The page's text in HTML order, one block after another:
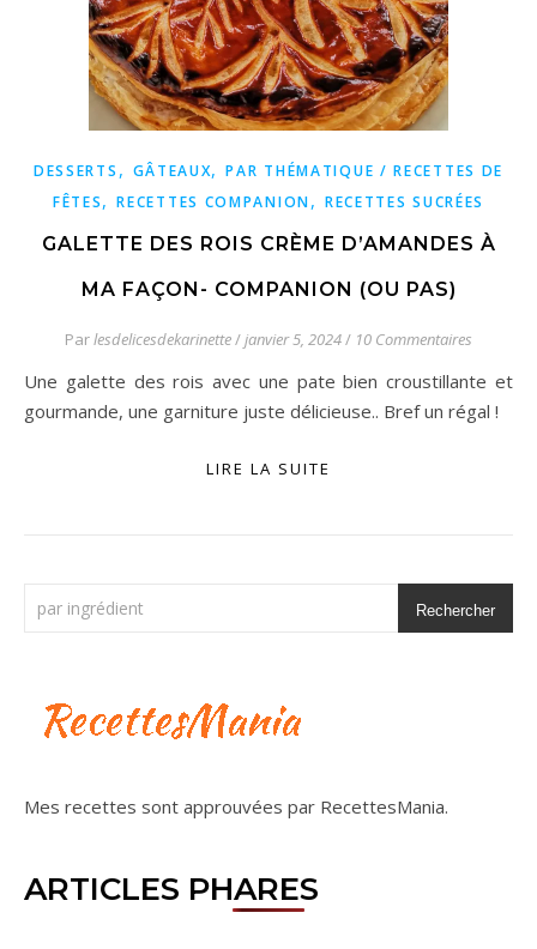
DESSERTS , GÂTEAUX,PAR THÉMATIQUE / RECETTES DE
FÊTES,RECETTES COMPANION, RECETTES SUCRÉES
GALETTE DES ROIS CRÈME D’AMANDES À
MA FAÇON- COMPANION (OU PAS)
Parlesdelicesdekarinette/janvier 5, 2024/ 10 Commentaires
Une galette des rois avec une pate bien croustillante et
gourmande, une garniture juste délicieuse.. Bref un régal !
LIRE LA SUITE
Rechercher
Mes recettes sont approuvées par RecettesMania.
ARTICLES PHARES